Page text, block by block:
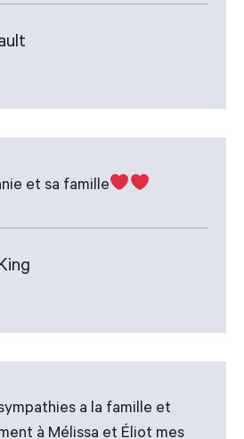
et sa famille
a la famille et
à Mélissa et Éliot mes